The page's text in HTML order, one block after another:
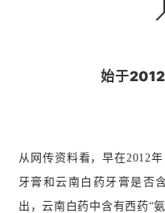
始于
从网传资料看，早在2012
牙膏和云南白药牙膏是否
出，云南白药中含有西药“